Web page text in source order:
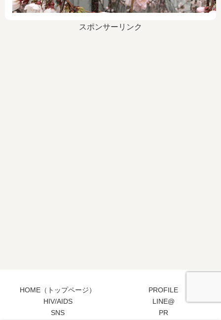
スポンサーリンク
HOME（トップページ）
PROFILE
HIV/AIDS
LINE@
SNS
PR